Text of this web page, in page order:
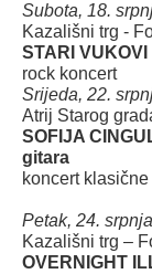
Subota, 18.
Kazališni trg -
STARI VUKOVI
rock koncert
Srijeda, 22.
Atrij Starog
SOFIJA
gitara
koncert
Petak, 24.
Kazališni trg –
OVERNIGHT